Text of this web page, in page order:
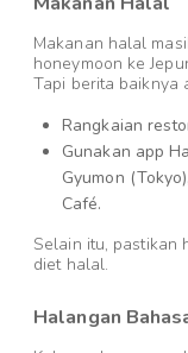
Makanan halal
honeymoon ke
Tapi berita baiknya
Rangkaian
Gunakan app
Gyumon
Café.
Selain itu, pastikan
diet halal.
Halangan